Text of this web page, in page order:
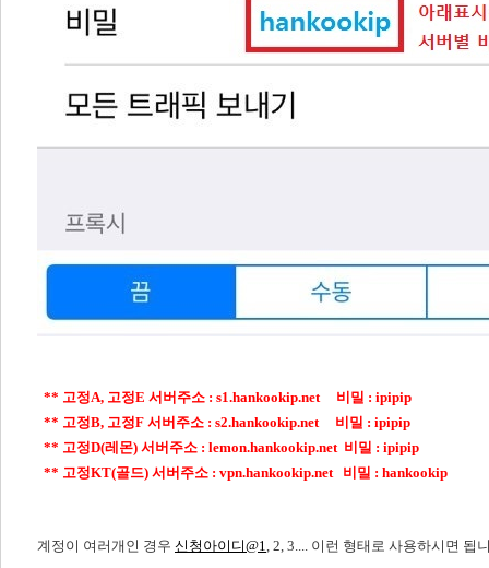
** 고정A, 고정E 서버주소 : s1.hankookip.net 비밀 : ipipip
** 고정B, 고정F 서버주소 : s2.hankookip.net 비밀 : ipipip
** 고정D(레몬) 서버주소 : lemon.hankookip.net 비밀 : ipipip
** 고정KT(골드) 서버주소 : vpn.hankookip.net 비밀 : hankookip
​계정이 여러개인 경우 신청아이디@1, 2, 3.... 이런 형태로 사용하시면 됩